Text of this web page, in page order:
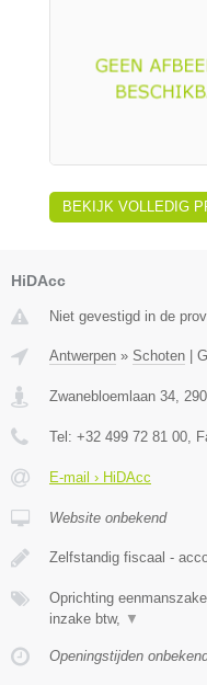
BEKIJK VOLLEDIG
HiDAcc
Niet gevestigd in de
Antwerpen » Schoten |
Zwanebloemlaan 34
Tel: +32 499 72 81 00 ,
E-mail › HiDAcc
Website onbekend
Zelfstandig fiscaal -
Oprichting
inzake btw, ▼
Openingstijden